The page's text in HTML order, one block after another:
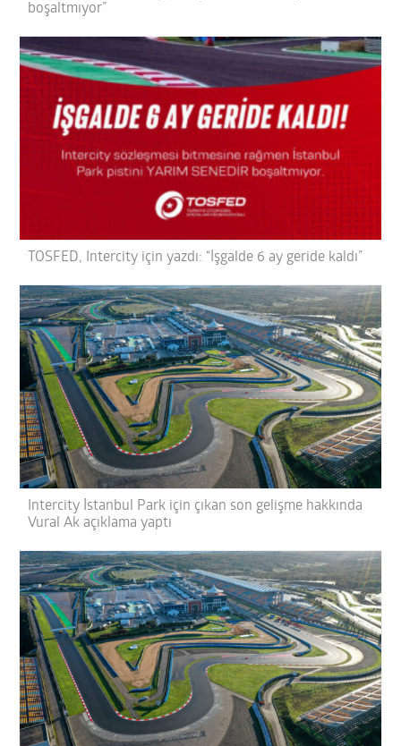
boşaltmıyor”
TOSFED, Intercity için yazdı: “İşgalde 6 ay geride kaldı”
Intercity İstanbul Park için çıkan son gelişme hakkında
Vural Ak açıklama yaptı